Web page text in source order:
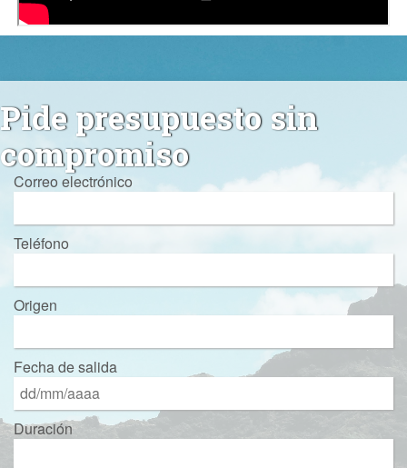
Pide presupuesto sin
compromiso
Correo electrónico
Teléfono
Origen
Fecha de salida
Duración